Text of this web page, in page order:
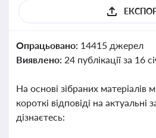
Опрацьовано: 14415 джерел
Виявлено: 24 публікації за 16
На основі зібраних матеріалів
короткі відповіді на актуальні
дізнаєтесь: